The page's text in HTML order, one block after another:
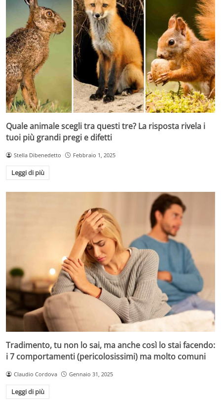
Quale animale scegli tra questi tre? La risposta rivela i
tuoi più grandi pregi e difetti
Stella Dibenedetto Febbraio 1, 2025
Leggi di più
Tradimento, tu non lo sai, ma anche così lo stai facendo:
i 7 comportamenti (pericolosissimi) ma molto comuni
Claudio Cordova Gennaio 31, 2025
Leggi di più